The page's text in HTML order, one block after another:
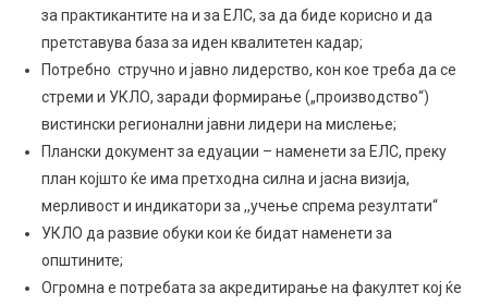
за практикантите на и за ЕЛС, за да биде корисно и да
претставува база за иден квалитетен кадар;
Потребно стручно и јавно лидерство, кон кое треба да се
стреми и УКЛО, заради формирање („производство“)
вистински регионални јавни лидери на мислење;
Плански документ за едуации – наменети за ЕЛС, преку
план којшто ќе има претходна силна и јасна визија,
мерливост и индикатори за ,,учење спрема резултати“
УКЛО да развие обуки кои ќе бидат наменети за
општините;
Огромна е потребата за акредитирање на факултет кој ќе